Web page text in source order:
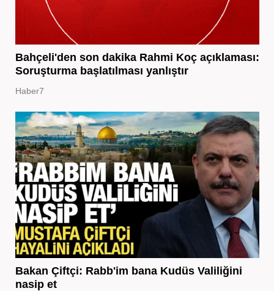
Bahçeli'den son dakika Rahmi Koç açıklaması:
Soruşturma başlatılması yanlıştır
Haber7
Bakan Çiftçi: Rabb'im bana Kudüs Valiliğini
nasip et